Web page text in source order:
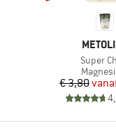
MERK
Artikel
Super
€ 3,80